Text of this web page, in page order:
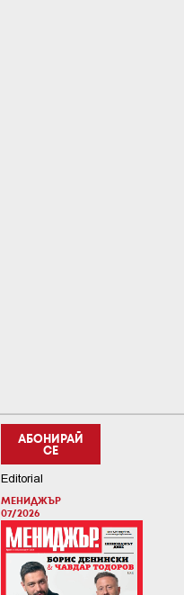
АБОНИРАЙ
СЕ
Editorial
МЕНИДЖЪР
07/2026